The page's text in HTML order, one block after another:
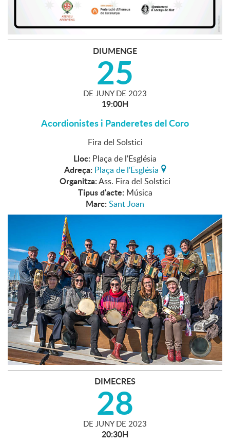
DIUMENGE
25
DE JUNY DE 2023
19:00H
Acordionistes i Panderetes del Coro
Fira del Solstici
Lloc: Plaça de l'Església
Adreça: Plaça de l'Església
Organitza:Ass. Fira del Solstici
Tipus d'acte: Música
Marc: Sant Joan
DIMECRES
28
DE JUNY DE 2023
20:30H